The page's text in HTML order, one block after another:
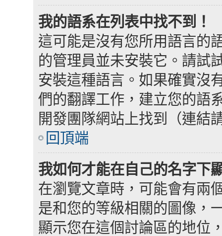
我的語系在列表中找不到！
這可能是沒有您所用語言的
的管理員並未安裝它。請試
安裝這種語言。如果確實沒
們的翻譯工作，建立您的語
開發團隊網站上找到（連結
回頂端
我如何才能在自己的名字下
在瀏覽文章時，可能會有兩
是和您的等級相關的圖像，
顯示您在這個討論區的地位